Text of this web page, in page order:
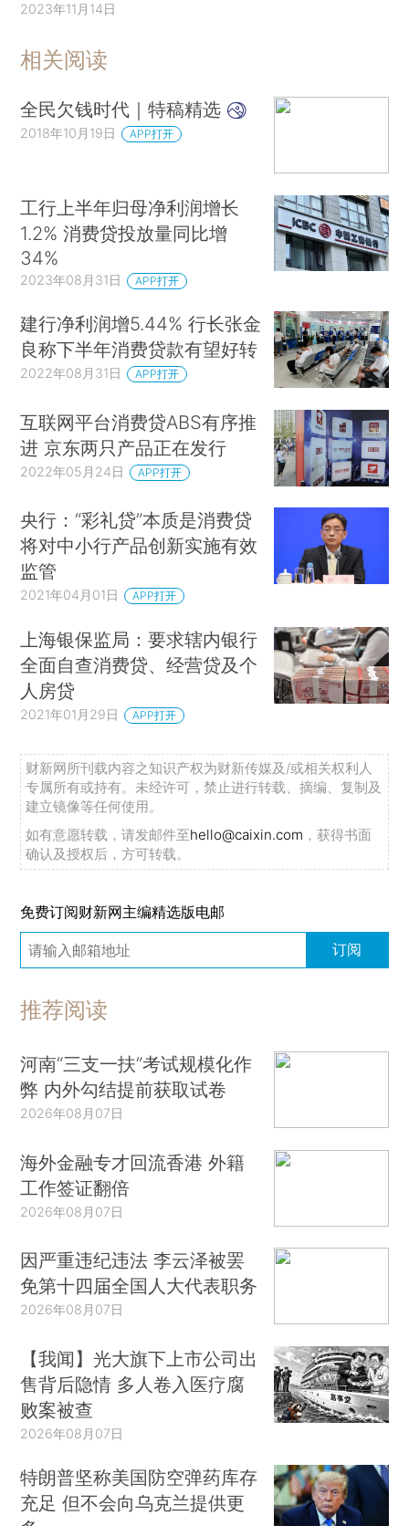
2023年11月14日
相关阅读
全民欠钱时代｜特稿精选
2018年10月19日 APP打开
工行上半年归母净利润增长
1.2% 消费贷投放量同比增
34%
2023年08月31日 APP打开
建行净利润增5.44% 行长张金
良称下半年消费贷款有望好转
2022年08月31日 APP打开
互联网平台消费贷ABS有序推
进 京东两只产品正在发行
2022年05月24日 APP打开
央行：“彩礼贷”本质是消费贷
将对中小行产品创新实施有效
监管
2021年04月01日 APP打开
上海银保监局：要求辖内银行
全面自查消费贷、经营贷及个
人房贷
2021年01月29日 APP打开
财新网所刊载内容之知识产权为财新传媒及/或相关权利人
专属所有或持有。未经许可，禁止进行转载、摘编、复制及
建立镜像等任何使用。
如有意愿转载，请发邮件至hello@caixin.com ，获得书面
确认及授权后，方可转载。
免费订阅财新网主编精选版电邮
订阅
推荐阅读
河南“三支一扶”考试规模化作
弊 内外勾结提前获取试卷
2026年08月07日
海外金融专才回流香港 外籍
工作签证翻倍
2026年08月07日
因严重违纪违法 李云泽被罢
免第十四届全国人大代表职务
2026年08月07日
【我闻】光大旗下上市公司出
售背后隐情 多人卷入医疗腐
败案被查
2026年08月07日
特朗普坚称美国防空弹药库存
充足 但不会向乌克兰提供更